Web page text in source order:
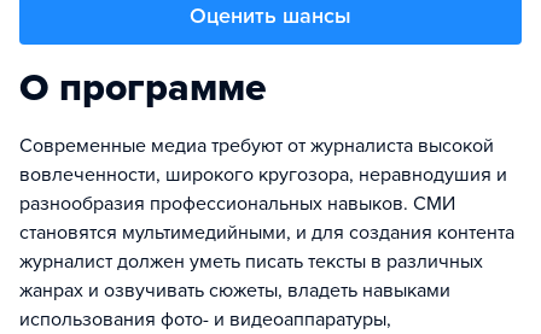
Оценить шансы
О программе
Современные медиа требуют от журналиста высокой
вовлеченности, широкого кругозора, неравнодушия и
разнообразия профессиональных навыков. СМИ
становятся мультимедийными, и для создания контента
журналист должен уметь писать тексты в различных
жанрах и озвучивать сюжеты, владеть навыками
использования фото- и видеоаппаратуры,